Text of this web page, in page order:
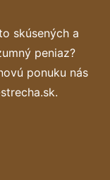
skúsených a
peniaz?
ponuku nás